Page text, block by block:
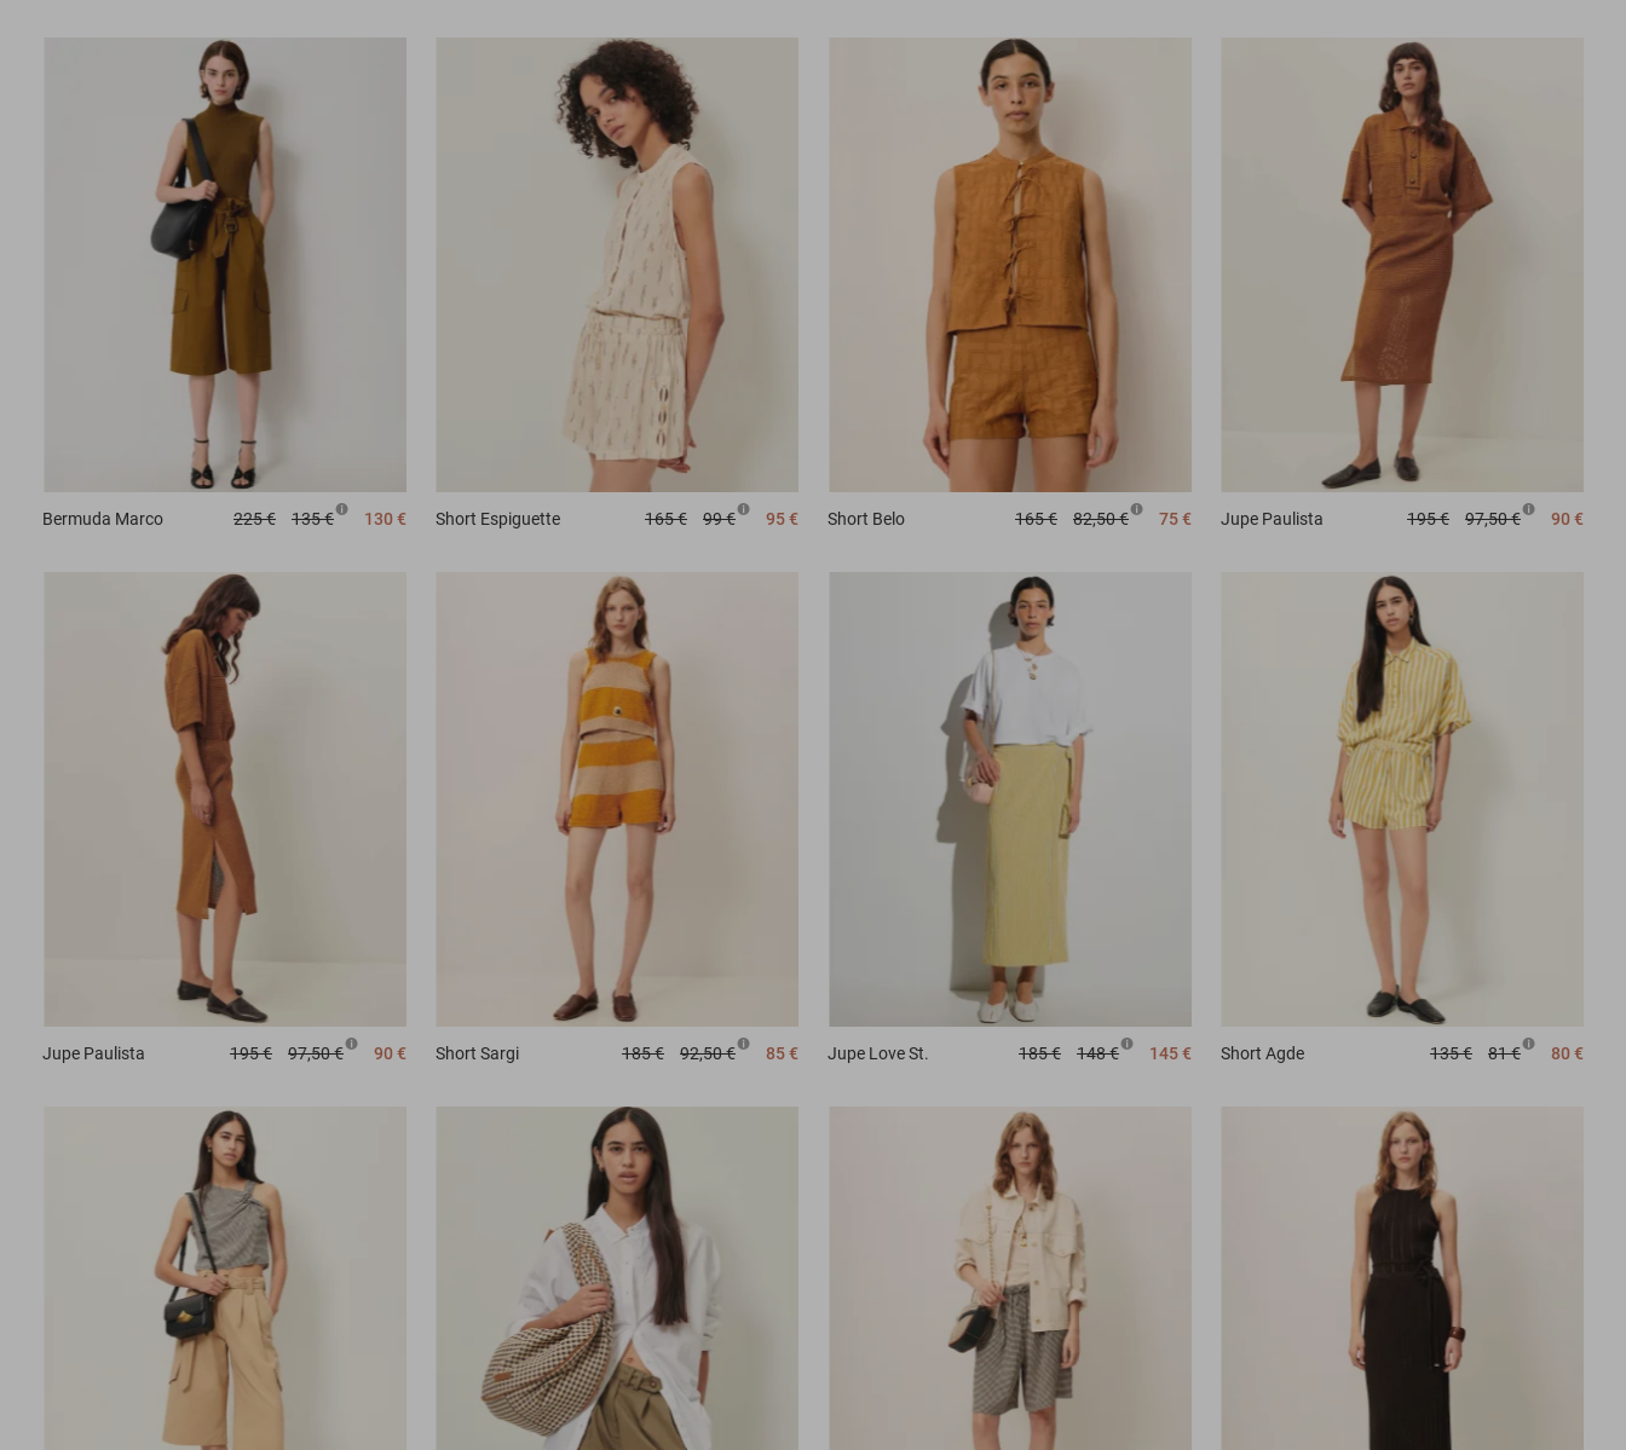
Bermuda Marco 225 € 135 € 130 € Short Espiguette 165 € 99 € 95 € Short Belo 165 € 82,50 € 75 € Jupe Paulista 195 € 97,50 € 90 €
Jupe Paulista 195 € 97,50 € 90 € Short Sargi 185 € 92,50 € 85 € Jupe Love St. 185 € 148 € 145 € Short Agde 135 € 81 € 80 €